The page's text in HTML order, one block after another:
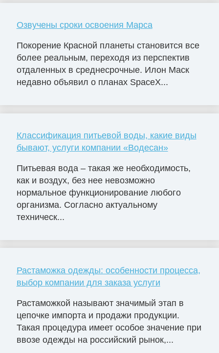
Озвучены сроки освоения Марса
Покорение Красной планеты становится все
более реальным, переходя из перспектив
отдаленных в среднесрочные. Илон Маск
недавно объявил о планах SpaceX...
Классификация питьевой воды, какие виды
бывают, услуги компании «Водесан»
Питьевая вода – такая же необходимость,
как и воздух, без нее невозможно
нормальное функционирование любого
организма. Согласно актуальному
техническ...
Растаможка одежды: особенности процесса,
выбор компании для заказа услуги
Растаможкой называют значимый этап в
цепочке импорта и продажи продукции.
Такая процедура имеет особое значение при
ввозе одежды на российский рынок,...